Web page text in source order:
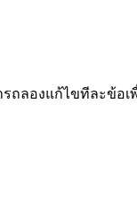
ถลองแก้ไขทีละข้อ